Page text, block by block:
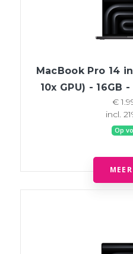
MacBook Pro 14
10x GPU) - 16GB
€
incl.
Op